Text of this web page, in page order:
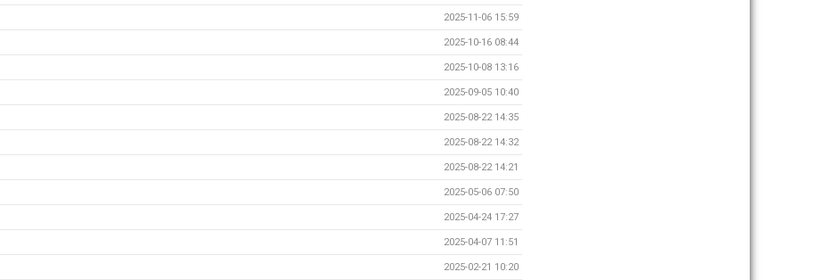
2025-11-06 15:59
2025-10-16 08:44
2025-10-08 13:16
2025-09-05 10:40
2025-08-22 14:35
2025-08-22 14:32
2025-08-22 14:21
2025-05-06 07:50
2025-04-24 17:27
2025-04-07 11:51
2025-02-21 10:20